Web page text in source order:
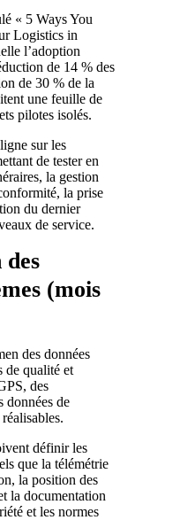
« 5 Ways You
Logistics in
l’adoption
de 14 % des
de 30 % de la
une feuille de
pilotes isolés.
sur les
de tester en
la gestion
la prise
du dernier
de service.
(mois
des données
de qualité et
des
données de
définir les
que la télémétrie
la position des
la documentation
et les normes